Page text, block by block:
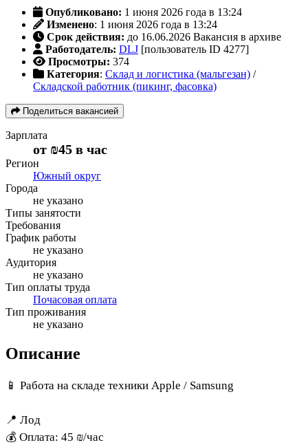
Опубликовано: 1 июня 2026 года в 13:24
Изменено: 1 июня 2026 года в 13:24
Срок действия: до 16.06.2026 Вакансия в архиве
Работодатель: DLJ [пользователь ID 4277]
Просмотры: 374
Категория: Склад и логистика (мальгезан) /
Складской работник (пикинг, фасовка)
Поделиться вакансией
Зарплата
от ₪45 в час
Регион
Южный округ
Города
не указано
Типы занятости
Требования
График работы
не указано
Аудитория
не указано
Тип оплаты труда
Почасовая оплата
Тип проживания
не указано
Описание
📱 Работа на складе техники Apple / Samsung
📍 Лод
💰 Оплата: 45 ₪/час